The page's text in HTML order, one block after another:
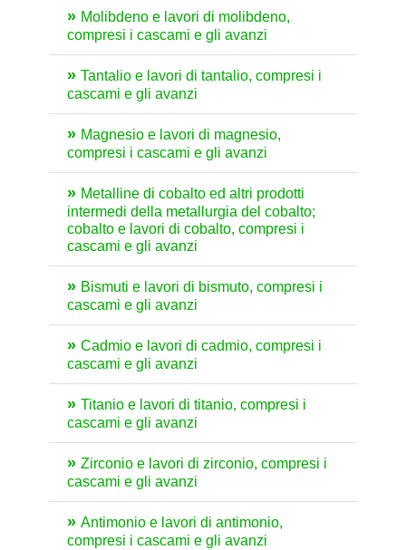
Molibdeno e lavori di molibdeno,
compresi i cascami e gli avanzi
Tantalio e lavori di tantalio, compresi i
cascami e gli avanzi
Magnesio e lavori di magnesio,
compresi i cascami e gli avanzi
Metalline di cobalto ed altri prodotti
intermedi della metallurgia del cobalto;
cobalto e lavori di cobalto, compresi i
cascami e gli avanzi
Bismuti e lavori di bismuto, compresi i
cascami e gli avanzi
Cadmio e lavori di cadmio, compresi i
cascami e gli avanzi
Titanio e lavori di titanio, compresi i
cascami e gli avanzi
Zirconio e lavori di zirconio, compresi i
cascami e gli avanzi
Antimonio e lavori di antimonio,
compresi i cascami e gli avanzi